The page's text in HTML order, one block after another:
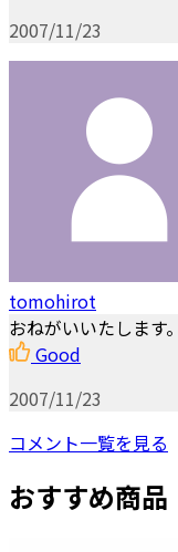
2007/11/23
tomohirot
おねがいいたします。
Good
2007/11/23
コメント一覧を見る
おすすめ商品